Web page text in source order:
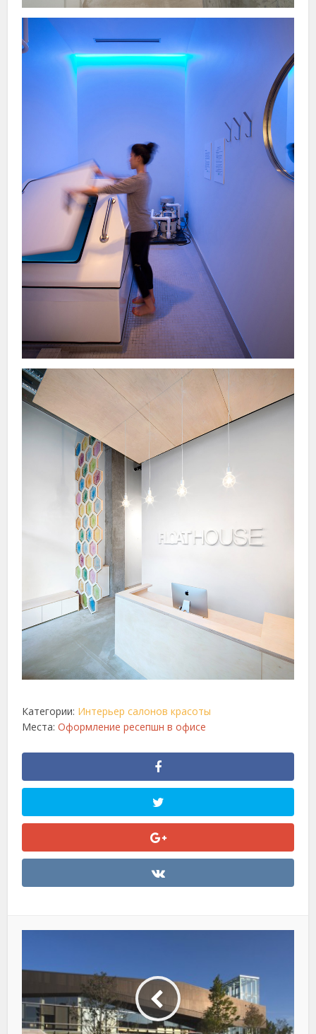
Категории: Интерьер салонов красоты
Места:Оформление ресепшн в офисе